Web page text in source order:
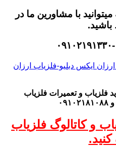
با مشاورین ما در
باشید.
۰۹۱۰۲۱۸۱۰۸۸
فلزیاب و تعمیرات فلزیاب
و کاتالوگ فلزیاب